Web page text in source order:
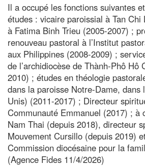
Il a occupé les fonctions suivantes
études : vicaire paroissial à Tan
à Fatima Binh Trieu (2005-2007) ;
renouveau pastoral à l’Institut
aux Philippines (2008-2009) ;
de l’archidiocèse de Thành-Phô Hô
2010) ; études en théologie
dans la paroisse Notre-Dame, dans
Unis) (2011-2017) ; Directeur
Communauté Emmanuel (2017) ; à
Nam Thai (depuis 2018), directeur
Mouvement Cursillo (depuis 2019)
Commission diocésaine pour la
(Agence Fides 11/4/2026)